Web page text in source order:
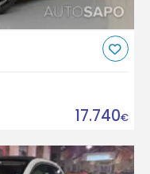
17.740€